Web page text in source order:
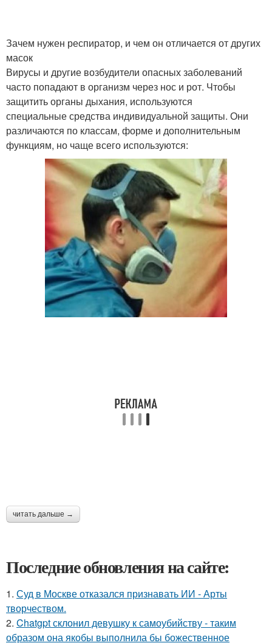
Зачем нужен респиратор, и чем он отличается от других
масок
Вирусы и другие возбудители опасных заболеваний
часто попадают в организм через нос и рот. Чтобы
защитить органы дыхания, используются
специальные средства индивидуальной защиты. Они
различаются по классам, форме и дополнительным
функциям, но чаще всего используются:
читать дальше →
Последние обновления на сайте:
1. Суд в Москве отказался признавать ИИ - Арты
творчеством.
2. Chatgpt склонил девушку к самоубийству - таким
образом она якобы выполнила бы божественное